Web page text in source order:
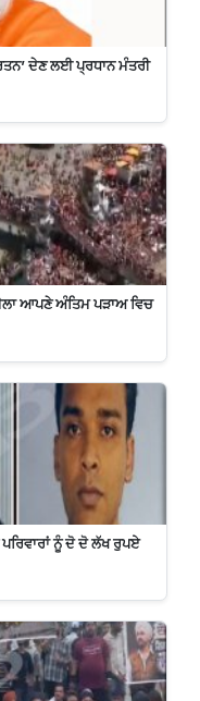
ਦੇਣ ਲਈ ਪ੍ਰਧਾਨ ਮੰਤਰੀ
ਆਪਣੇ ਅੰਤਿਮ ਪੜਾਅ ਵਿਚ
ਨੂੰ ਦੋ ਦੋ ਲੱਖ ਰੁਪਏ